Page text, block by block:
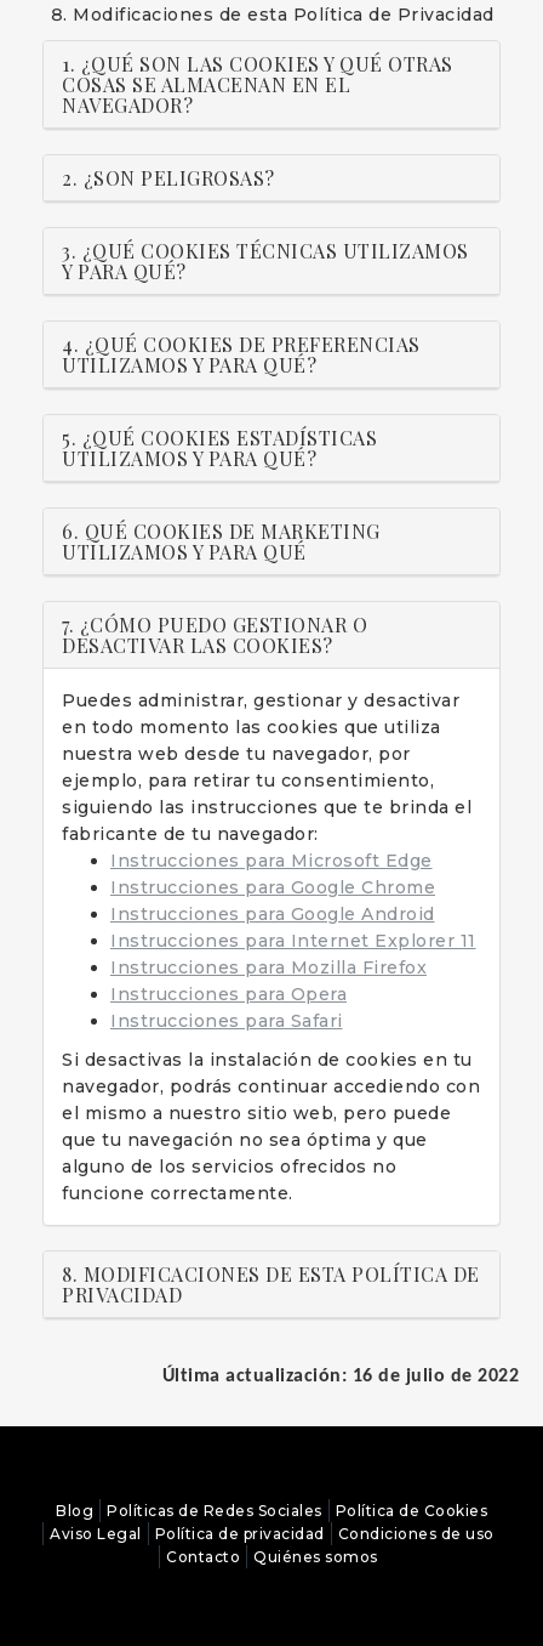
Modificaciones de esta Política de Privacidad
1. ¿QUÉ SON LAS COOKIES Y QUÉ OTRAS
COSAS SE ALMACENAN EN EL
NAVEGADOR?
2. ¿SON PELIGROSAS?
3. ¿QUÉ COOKIES TÉCNICAS UTILIZAMOS
Y PARA QUÉ?
4. ¿QUÉ COOKIES DE PREFERENCIAS
UTILIZAMOS Y PARA QUÉ?
5. ¿QUÉ COOKIES ESTADÍSTICAS
UTILIZAMOS Y PARA QUÉ?
6. QUÉ COOKIES DE MARKETING
UTILIZAMOS Y PARA QUÉ
7. ¿CÓMO PUEDO GESTIONAR O
DESACTIVAR LAS COOKIES?
Puedes administrar, gestionar y desactivar
en todo momento las cookies que utiliza
nuestra web desde tu navegador, por
ejemplo, para retirar tu consentimiento,
siguiendo las instrucciones que te brinda el
fabricante de tu navegador:
Instrucciones para Microsoft Edge
Instrucciones para Google Chrome
Instrucciones para Google Android
Instrucciones para Internet Explorer 11
Instrucciones para Mozilla Firefox
Instrucciones para Opera
Instrucciones para Safari
Si desactivas la instalación de cookies en tu
navegador, podrás continuar accediendo con
el mismo a nuestro sitio web, pero puede
que tu navegación no sea óptima y que
alguno de los servicios ofrecidos no
funcione correctamente.
8. MODIFICACIONES DE ESTA POLÍTICA DE
PRIVACIDAD
Última actualización: 16 de julio de 2022
Blog Políticas de Redes Sociales
Política de Cookies
Aviso Legal
Política de privacidad
Condiciones de uso
Contacto
Quiénes somos